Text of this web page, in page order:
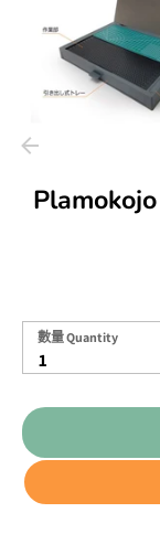
數
Quantity
1
數量 Quantity